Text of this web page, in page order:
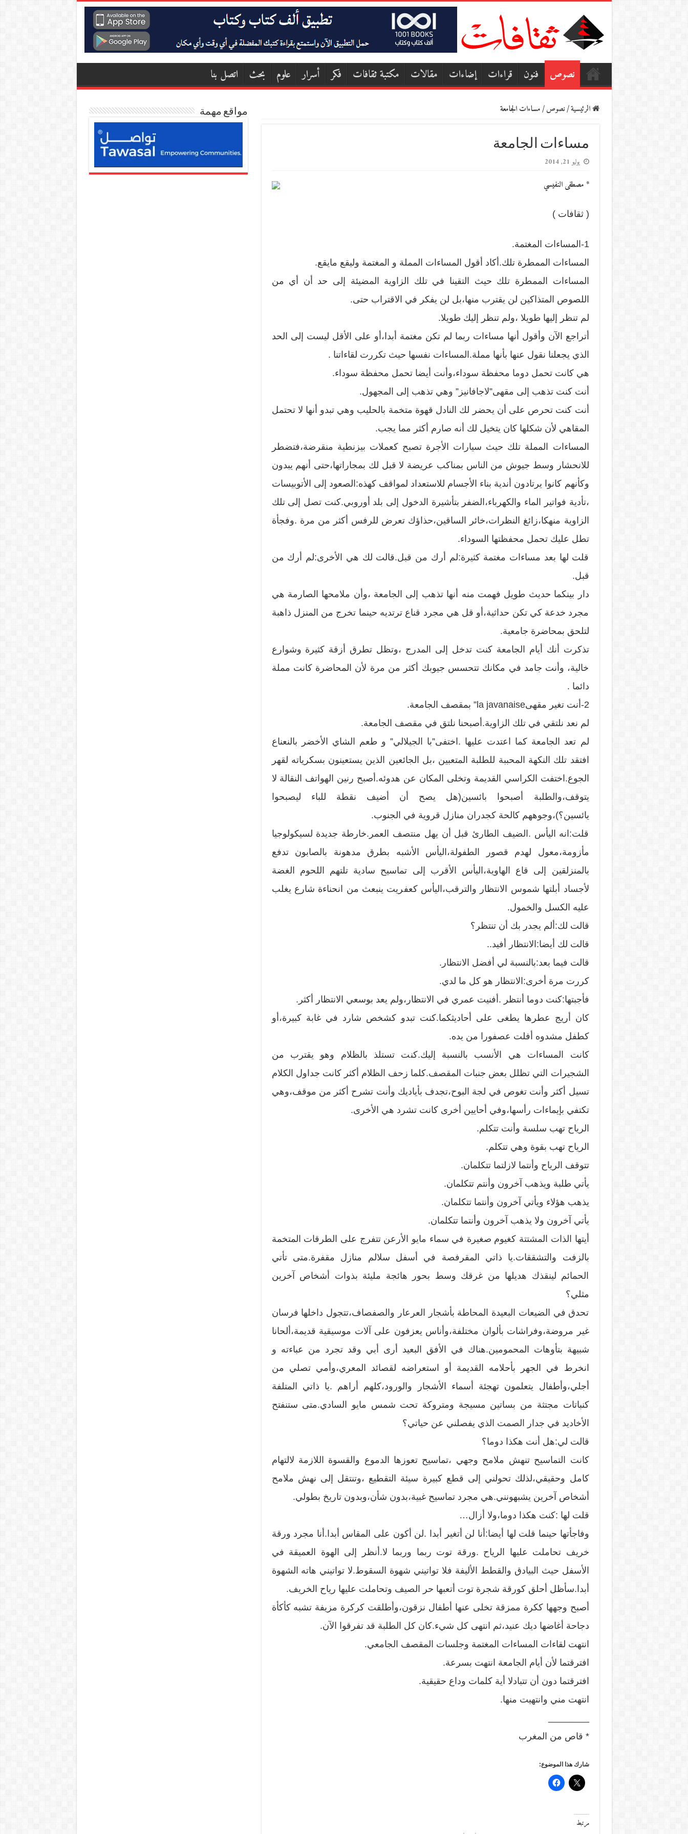
نصوص فنون قراءات إضاءات مقالات مكتبة ثقافات فكر أسرار علوم بحث اتصل بنا
الرئيسية/نصوص/مساءات الجامعة
مساءات الجامعة
يوليو 21, 2014
* مصطفى النفيسي
( ثقافات )
1-المساءات المغتمة.
المساءات الممطرة تلك.أكاد أقول المساءات المملة و المغتمة وليقع مايقع.
المساءات الممطرة تلك حيث التقينا في تلك الزاوية المضيئة إلى حد أن أي من
اللصوص المتذاكين لن يقترب منها،بل لن يفكر في الاقتراب حتى.
لم تنظر إليها طويلا ،ولم تنظر إليك طويلا.
أتراجع الآن وأقول أنها مساءات ربما لم تكن مغتمة أبدا،أو على الأقل ليست إلى الحد
الذي يجعلنا نقول عنها بأنها مملة.المساءات نفسها حيث تكررت لقاءاتنا .
هي كانت تحمل دوما محفظة سوداء،وأنت أيضا تحمل محفظة سوداء.
أنت كنت تذهب إلى مقهى”لاجافانيز” وهي تذهب إلى المجهول.
أنت كنت تحرص على أن يحضر لك النادل قهوة متخمة بالحليب وهي تبدو أنها لا تحتمل
المقاهي لأن شكلها كان يتخيل لك أنه صارم أكثر مما يجب.
المساءات المملة تلك حيث سيارات الأجرة تصبح كعملات بيزنطية منقرضة،فتضطر
للانحشار وسط جيوش من الناس بمناكب عريضة لا قبل لك بمجاراتها،حتى أنهم يبدون
وكأنهم كانوا يرتادون أندية بناء الأجسام للاستعداد لمواقف كهذه:الصعود إلى الأتوبيسات
،تأدية فواتير الماء والكهرباء،الضفر بتأشيرة الدخول إلى بلد أوروبي.كنت تصل إلى تلك
الزاوية منهكا،زائغ النظرات،خائر الساقين،حذاؤك تعرض للرفس أكثر من مرة .وفجأة
تطل عليك تحمل محفظتها السوداء.
قلت لها بعد مساءات مغتمة كثيرة:لم أرك من قبل.قالت لك هي الأخرى:لم أرك من
قبل.
دار بينكما حديث طويل فهمت منه أنها تذهب إلى الجامعة ،وأن ملامحها الصارمة هي
مجرد خدعة كي تكن حداثية،أو قل هي مجرد قناع ترتديه حينما تخرج من المنزل ذاهبة
لتلحق بمحاضرة جامعية.
تذكرت أنك أيام الجامعة كنت تدخل إلى المدرج ،وتظل تطرق أزقة كثيرة وشوارع
خالية، وأنت جامد في مكانك تتحسس جيوبك أكثر من مرة لأن المحاضرة كانت مملة
دائما .
2-أنت تغير مقهىla javanaise” بمقصف الجامعة.
لم نعد نلتقي في تلك الزاوية.أصبحنا نلتق في مقصف الجامعة.
لم تعد الجامعة كما اعتدت عليها .اختفى”با الجيلالي” و طعم الشاي الأخضر بالنعناع
افتقد تلك النكهة المحببة للطلبة المتعبين ،بل الجائعين الذين يستعينون بسكرياته لقهر
الجوع.اختفت الكراسي القديمة وتخلى المكان عن هدوئه.أصبح رنين الهواتف النقالة لا
يتوقف،والطلبة أصبحوا بائسين(هل يصح أن أضيف نقطة للباء ليصبحوا
يائسين؟)،وجوههم كالحة كجدران منازل قروية في الجنوب.
قلت:انه اليأس .الضيف الطارئ قبل أن يهل منتصف العمر.خارطة جديدة لسيكولوجيا
مأزومة،معول لهدم قصور الطفولة،اليأس الأشبه بطرق مدهونة بالصابون تدفع
بالمنزلقين إلى قاع الهاوية،اليأس الأقرب إلى تماسيح سادية تلتهم اللحوم الغضة
لأجساد أبلتها شموس الانتظار والترقب،اليأس كعفريت ينبعث من انحناءة شارع يغلب
عليه الكسل والخمول.
قالت لك:ألم يجدر بك أن تنتظر؟
قالت لك أيضا:الانتظار أفيد..
قالت فيما بعد:بالنسبة لي أفضل الانتظار.
كررت مرة أخرى:الانتظار هو كل ما لدي.
فأجبتها:كنت دوما أنتظر .أفنيت عمري في الانتظار،ولم يعد بوسعي الانتظار أكثر.
كان أريج عطرها يطغى على أحاديثكما.كنت تبدو كشخص شارد في غابة كبيرة،أو
كطفل مشدوه أفلت عصفورا من يده.
كانت المساءات هي الأنسب بالنسبة إليك.كنت تستلذ بالظلام وهو يقترب من
الشجيرات التي تظلل بعض جنبات المقصف.كلما زحف الظلام أكثر كانت جداول الكلام
تسيل أكثر وأنت تغوص في لجة البوح،تجدف بأياديك وأنت تشرح أكثر من موقف،وهي
تكتفي بإيماءات رأسها،وفي أحايين أخرى كانت تشرد هي الأخرى.
الرياح تهب سلسة وأنت تتكلم.
الرياح تهب بقوة وهي تتكلم.
تتوقف الرياح وأنتما لازلتما تتكلمان.
يأتي طلبة ويذهب آخرون وأنتم تتكلمان.
يذهب هؤلاء ويأتي آخرون وأنتما تتكلمان.
يأتي آخرون ولا يذهب آخرون وأنتما تتكلمان.
أيتها الذات المشتتة كغيوم صغيرة في سماء مايو الأرعن تتفرج على الطرقات المتخمة
بالزفت والتشققات.يا ذاتي المقرفصة في أسفل سلالم منازل مقفرة.متى تأتي
الحمائم لينقذك هديلها من غرقك وسط بحور هائجة مليئة بذوات أشخاص آخرين
مثلي؟
تحدق في الضيعات البعيدة المحاطة بأشجار العرعار والصفصاف،تتجول داخلها فرسان
غير مروضة،وفراشات بألوان مختلفة،وأناس يعزفون على آلات موسيقية قديمة،ألحانا
شبيهة بتأوهات المحمومين.هناك في الأفق البعيد أرى أبي وقد تجرد من عباءته و
انخرط في الجهر بأحلامه القديمة أو استعراضه لقصائد المعري،وأمي تصلي من
أجلي،وأطفال يتعلمون تهجئة أسماء الأشجار والورود،كلهم أراهم .يا ذاتي المتلفة
كنباتات مجتثة من بساتين مسيجة ومتروكة تحت شمس مايو السادي.متى ستنفتح
الأخاديد في جدار الصمت الذي يفصلني عن حياتي؟
قالت لي:هل أنت هكذا دوما؟
كانت التماسيح تنهش ملامح وجهي ،تماسيح تعوزها الدموع والقسوة اللازمة لالتهام
كامل وحقيقي،لذلك تحولني إلى قطع كبيرة سيئة التقطيع ،وتنتقل إلى نهش ملامح
أشخاص آخرين يشبهونني.هي مجرد تماسيح غبية،بدون شأن،وبدون تاريخ بطولي.
قلت لها :كنت هكذا دوما،ولا أزال…
وفاجأتها حينما قلت لها أيضا:أنا لن أتغير أبدا .لن أكون على المقاس أبدا.أنا مجرد ورقة
خريف تحاملت عليها الرياح .ورقة توت ربما وربما لا.أنظر إلى الهوة العميقة في
الأسفل حيث البيادق والقطط الأليفة فلا تواتيني شهوة السقوط.لا تواتيني هاته الشهوة
أبدا.سأظل أحلق كورقة شجرة توت أتعبها حر الصيف وتحاملت عليها رياح الخريف.
أصبح وجهها ككرة ممزقة تخلى عنها أطفال نزقون،وأطلقت كركرة مزيفة تشبه كأكأة
دجاحة أغاضها ديك عنيد،ثم انتهى كل شيء.كان كل الطلبة قد تفرقوا الآن.
انتهت لقاءات المساءات المغتمة وجلسات المقصف الجامعي.
افترقتما لأن أيام الجامعة انتهت بسرعة.
افترقتما دون أن تتبادلا أية كلمات وداع حقيقية.
انتهت مني وانتهيت منها.
* قاص من المغرب
شارك هذا الموضوع:
مرتبط
مواقع مهمة